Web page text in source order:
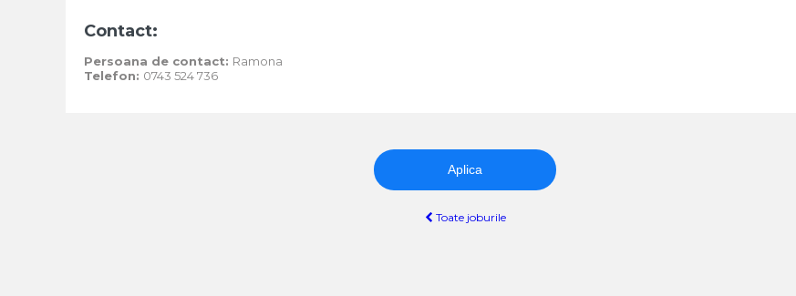
Contact:
Persoana de contact: Ramona
Telefon: 0743 524 736
Aplica
Toate joburile